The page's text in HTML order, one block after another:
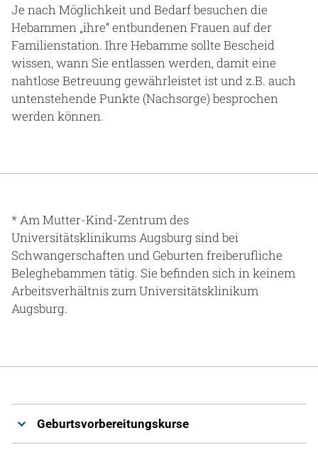
Je nach Möglichkeit und Bedarf besuchen die
Hebammen „ihre“ entbundenen Frauen auf der
Familienstation. Ihre Hebamme sollte Bescheid
wissen, wann Sie entlassen werden, damit eine
nahtlose Betreuung gewährleistet ist und z.B. auch
untenstehende Punkte (Nachsorge) besprochen
werden können.
* Am Mutter-Kind-Zentrum des
Universitätsklinikums Augsburg sind bei
Schwangerschaften und Geburten freiberufliche
Beleghebammen tätig. Sie befinden sich in keinem
Arbeitsverhältnis zum Universitätsklinikum
Augsburg.
Geburtsvorbereitungskurse